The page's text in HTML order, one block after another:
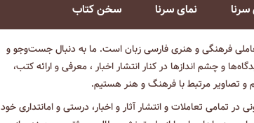
سرنا نمای سرنا سخن کتاب
فرهنگی و هنری فارسی زبان است. ما به دنبال جست‌و‌جو و
و چشم انداز‌ها در کنار انتشار اخبار ، معرفی و ارائه کتب،
و تصاویر مرتبط با فرهنگ و هنر هستیم.
در تمامی تعاملات و انتشار آثار و اخبار، درستی و امانتداری خود